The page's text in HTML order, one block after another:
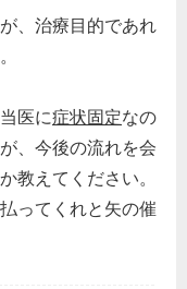
、治療目的であれ
医に症状固定なの
、今後の流れを会
教えてください。
ってくれと矢の催